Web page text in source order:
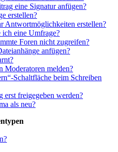
eine Signatur anfügen?
erstellen?
Antwortmöglichkeiten erstellen?
ich eine Umfrage?
Foren nicht zugreifen?
anfügen?
Moderatoren melden?
Schaltfläche beim Schreiben
erst freigegeben werden?
als neu?